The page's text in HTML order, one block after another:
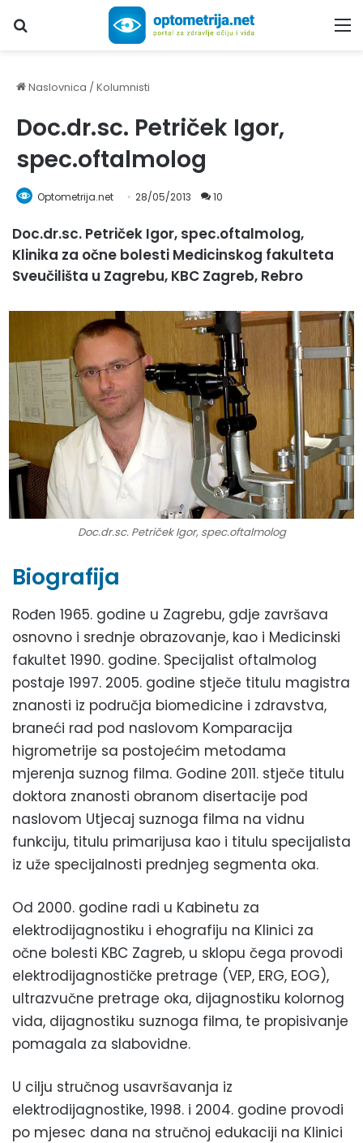
Upiši traženi pojam...
Naslovnica /Kolumnisti
Doc.dr.sc. Petriček Igor,
spec.oftalmolog
Optometrija.net 28/05/2013 10
Doc.dr.sc. Petriček Igor, spec.oftalmolog,
Klinika za očne bolesti Medicinskog fakulteta
Sveučilišta u Zagrebu, KBC Zagreb, Rebro
Doc.dr.sc. Petriček Igor, spec.oftalmolog
Biografija
Rođen 1965. godine u Zagrebu, gdje završava
osnovno i srednje obrazovanje, kao i Medicinski
fakultet 1990. godine. Specijalist oftalmolog
postaje 1997. 2005. godine stječe titulu magistra
znanosti iz područja biomedicine i zdravstva,
braneći rad pod naslovom Komparacija
higrometrije sa postojećim metodama
mjerenja suznog filma. Godine 2011. stječe titulu
doktora znanosti obranom disertacije pod
naslovom Utjecaj suznoga filma na vidnu
funkciju, titulu primarijusa kao i titulu specijalista
iz uže specijalnosti prednjeg segmenta oka.
Od 2000. godine radi u Kabinetu za
elektrodijagnostiku i ehografiju na Klinici za
očne bolesti KBC Zagreb, u sklopu čega provodi
elektrodijagnostičke pretrage (VEP, ERG, EOG),
ultrazvučne pretrage oka, dijagnostiku kolornog
vida, dijagnostiku suznoga filma, te propisivanje
pomagala za slabovidne.
U cilju stručnog usavršavanja iz
elektrodijagnostike, 1998. i 2004. godine provodi
po mjesec dana na stručnoj edukaciji na Klinici